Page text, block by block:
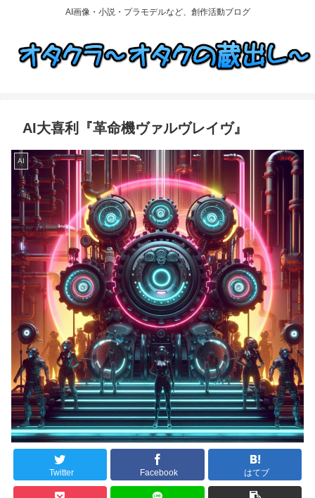
AI画像・小説・プラモデルなど、創作活動ブログ
AI大喜利『革命機ヴァルヴレイヴ』
AI
Twitter Facebook はてブ